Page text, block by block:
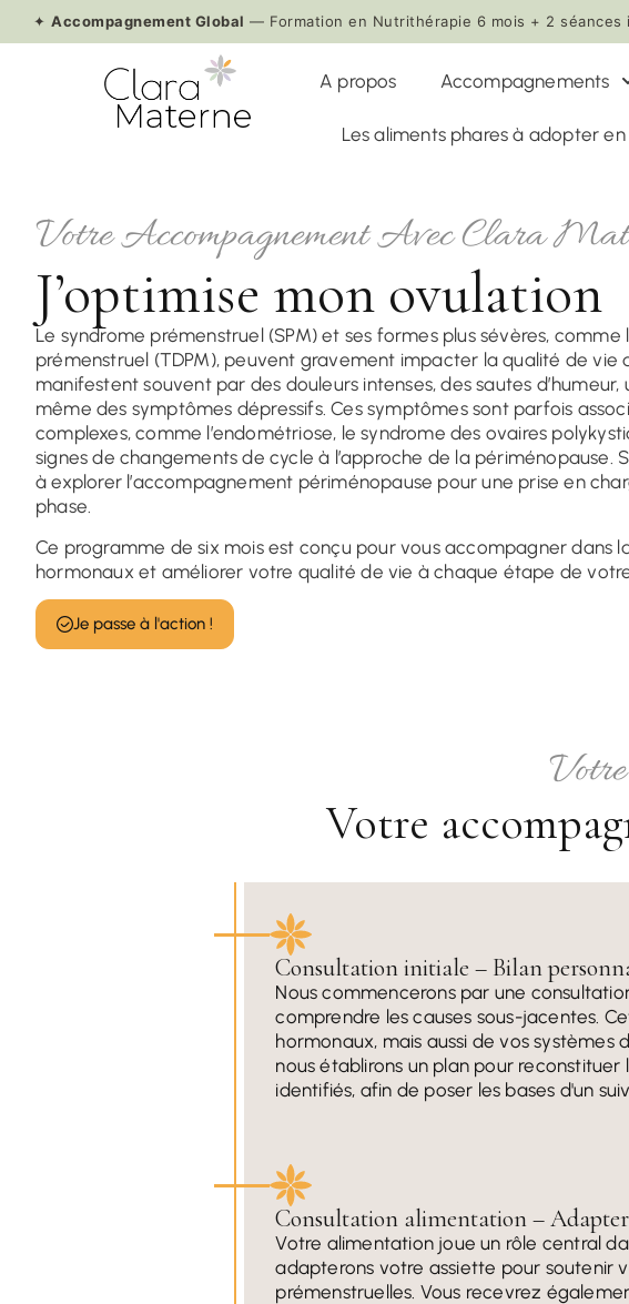
✦ Accompagnement Global — Formation en Nutrithérapie 6 mois + 2
A propos Accompagnements
Les aliments phares à adopter
Votre Accompagnement Avec Clara
J’optimise mon ovulation
Le syndrome prémenstruel (SPM) et ses formes plus sévères,
prémenstruel (TDPM), peuvent gravement impacter la qualité de vie
manifestent souvent par des douleurs intenses, des sautes
même des symptômes dépressifs. Ces symptômes sont parfois
complexes, comme l’endométriose, le syndrome des ovaires
signes de changements de cycle à l’approche de la périménopause.
à explorer l’accompagnement périménopause pour une prise en
phase.
Ce programme de six mois est conçu pour vous accompagner dans
hormonaux et améliorer votre qualité de vie à chaque étape de
Je passe à l'action !
Votre
Consultation initiale – Bilan
Nous commencerons par une
comprendre les causes sous-jacentes.
hormonaux, mais aussi de vos
nous établirons un plan pour
identifiés, afin de poser les bases d'un
Consultation alimentation – Adapter
Votre alimentation joue un rôle central
adapterons votre assiette pour soutenir
prémenstruelles. Vous recevrez